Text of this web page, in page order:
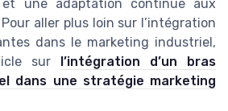
une adaptation continue aux
aller plus loin sur l’intégration
dans le marketing industriel,
sur l’intégration d’un bras
dans une stratégie marketing